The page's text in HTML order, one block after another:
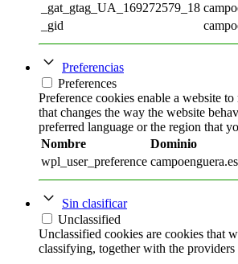
_gat_gtag_UA_169272579_18
_gid
Preferencias
Preferences
Preference cookies enable a website
that changes the way the website
preferred language or the region that
Nombre
Dominio
wpl_user_preference campoenguera.es
Sin clasificar
Unclassified
Unclassified cookies are cookies that
classifying, together with the